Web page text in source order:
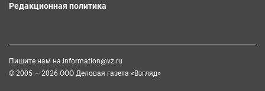
Редакционная политика
Пишите нам на information@vz.ru
© 2005 — 2026 ООО Деловая газета «Взгляд»